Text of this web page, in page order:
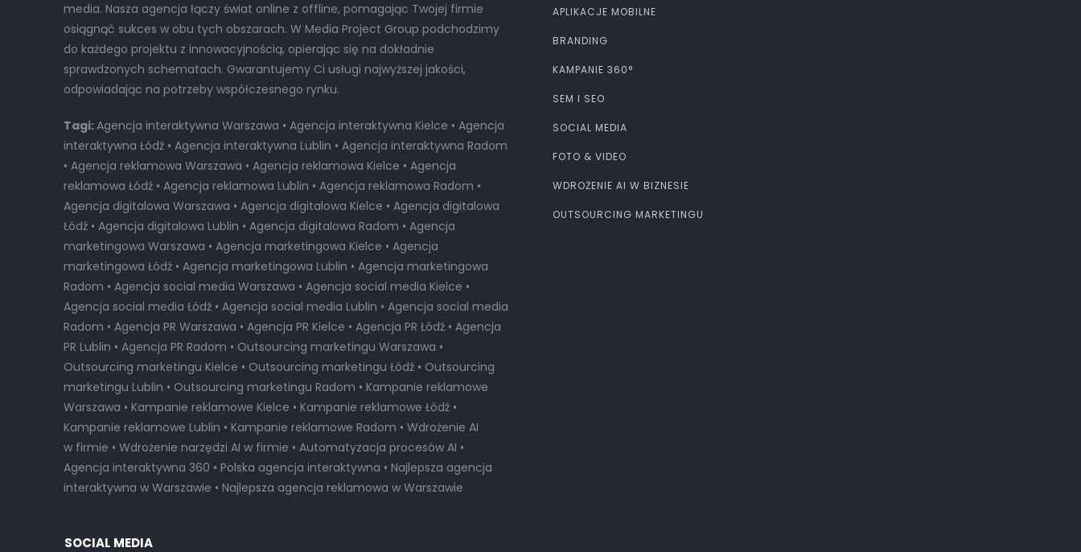
media. Nasza agencja łączy świat online z offline, pomagając Twojej firmie
osiągnąć sukces w obu tych obszarach. W Media Project Group podchodzimy
do każdego projektu z innowacyjnością, opierając się na dokładnie
sprawdzonych schematach. Gwarantujemy Ci usługi najwyższej jakości,
odpowiadając na potrzeby współczesnego rynku.
Tagi:Agencja interaktywna Warszawa • Agencja interaktywna Kielce • Agencja
interaktywna Łódź • Agencja interaktywna Lublin • Agencja interaktywna Radom
• Agencja reklamowa Warszawa • Agencja reklamowa Kielce • Agencja
reklamowa Łódź • Agencja reklamowa Lublin • Agencja reklamowa Radom •
Agencja digitalowa Warszawa • Agencja digitalowa Kielce • Agencja digitalowa
Łódź • Agencja digitalowa Lublin • Agencja digitalowa Radom • Agencja
marketingowa Warszawa • Agencja marketingowa Kielce • Agencja
marketingowa Łódź • Agencja marketingowa Lublin • Agencja marketingowa
Radom • Agencja social media Warszawa • Agencja social media Kielce •
Agencja social media Łódź • Agencja social media Lublin • Agencja social media
Radom • Agencja PR Warszawa • Agencja PR Kielce • Agencja PR Łódź • Agencja
PR Lublin • Agencja PR Radom • Outsourcing marketingu Warszawa •
Outsourcing marketingu Kielce • Outsourcing marketingu Łódź • Outsourcing
marketingu Lublin • Outsourcing marketingu Radom • Kampanie reklamowe
Warszawa • Kampanie reklamowe Kielce • Kampanie reklamowe Łódź •
Kampanie reklamowe Lublin • Kampanie reklamowe Radom • Wdrożenie AI
w firmie • Wdrożenie narzędzi AI w firmie • Automatyzacja procesów AI •
Agencja interaktywna 360 • Polska agencja interaktywna • Najlepsza agencja
interaktywna w Warszawie • Najlepsza agencja reklamowa w Warszawie
SOCIAL MEDIA
APLIKACJE MOBILNE
BRANDING
KAMPANIE 360°
SEM I SEO
SOCIAL MEDIA
FOTO & VIDEO
WDROŻENIE AI W BIZNESIE
OUTSOURCING MARKETINGU